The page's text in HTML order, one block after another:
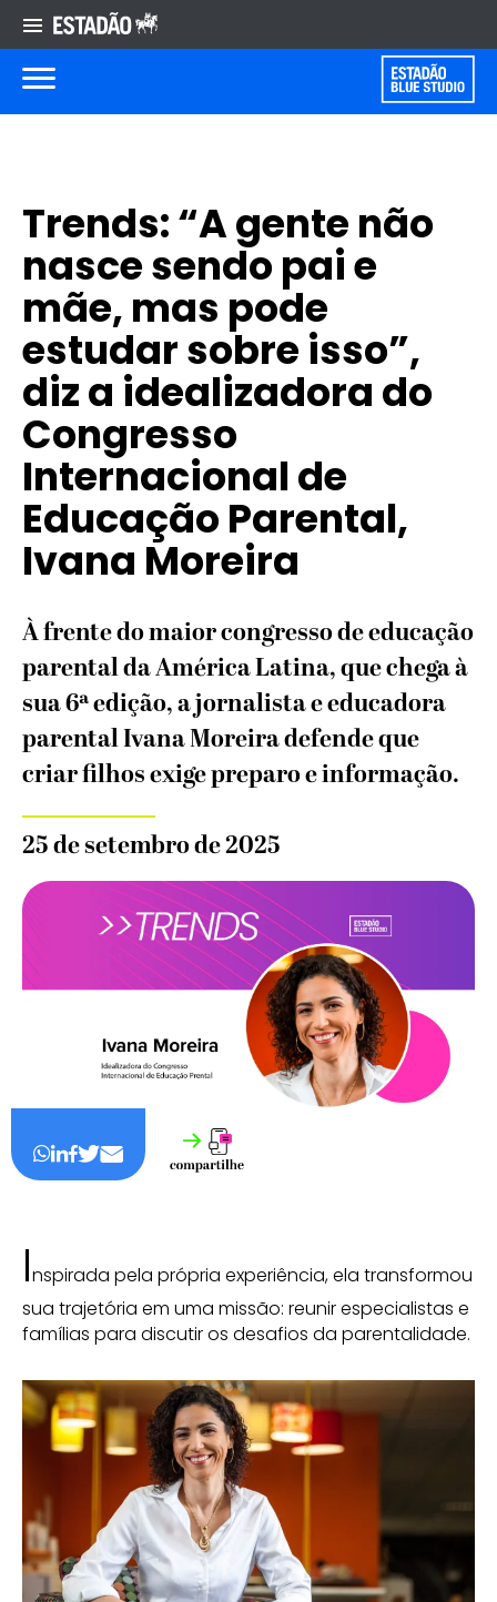
Trends: “A gente não
nasce sendo pai e
mãe, mas pode
estudar sobre isso”,
diz a idealizadora do
Congresso
Internacional de
Educação Parental,
Ivana Moreira
À frente do maior congresso de educação
parental da América Latina, que chega à
sua 6ª edição, a jornalista e educadora
parental Ivana Moreira defende que
criar filhos exige preparo e informação.
25 de setembro de 2025
Inspirada pela própria experiência, ela transformou
sua trajetória em uma missão: reunir especialistas e
famílias para discutir os desafios da parentalidade.